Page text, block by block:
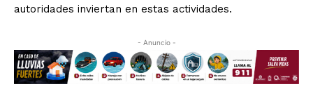
autoridades inviertan en estas actividades.
- Anuncio -